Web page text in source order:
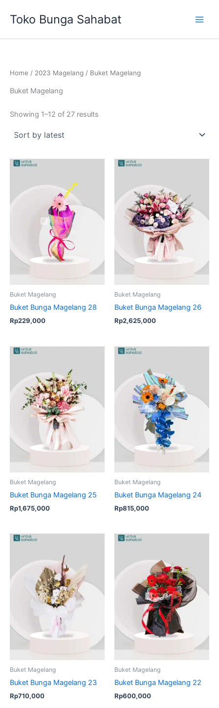
Toko Bunga Sahabat
Home / 2023 Magelang / Buket Magelang
Buket Magelang
Showing 1–12 of 27 results
latest
Buket Magelang
Buket Bunga Magelang 28
Rp229,000
Buket Magelang
Buket Bunga Magelang 26
Rp2,625,000
Buket Magelang
Buket Bunga Magelang 25
Rp1,675,000
Buket Magelang
Buket Bunga Magelang 24
Rp815,000
Buket Magelang
Buket Bunga Magelang 23
Rp710,000
Buket Magelang
Buket Bunga Magelang 22
Rp600,000